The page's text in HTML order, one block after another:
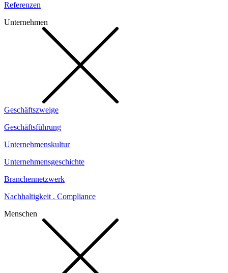
Referenzen
Unternehmen
Geschäftszweige
Geschäftsführung
Unternehmenskultur
Unternehmensgeschichte
Branchennetzwerk
Nachhaltigkeit . Compliance
Menschen